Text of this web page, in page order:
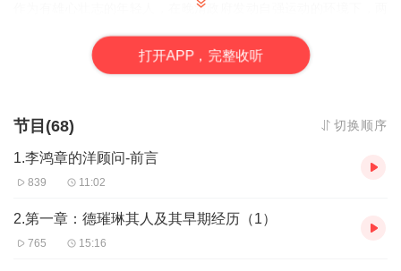
作为有雄心壮志的年轻人，在晚清政府发动自强运动的环境下，两
的改革，也在中国开创出属于个人的一番事业。本书通过两人在华
的特殊经历，呈现出在华外国侨民群体的整体状况，并分析其对中
打开APP，完整收听
节目(68) 切换顺序
1.李鸿章的洋顾问-前言
839 11:02
2.第一章：德璀琳其人及其早期经历（1）
765 15:16